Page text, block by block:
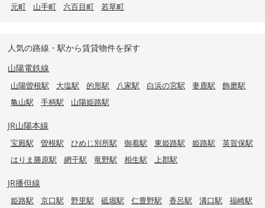
元町
山手町 六百目町 若草町
人気の路線・駅から賃貸物件を探す
山陽電鉄線
山陽曽根駅 大塩駅 的形駅 八家駅 白浜の宮駅 妻鹿駅
飾磨駅
亀山駅
手柄駅 山陽姫路駅
JR山陽本線
宝殿駅 曽根駅 ひめじ別所駅 御着駅 東姫路駅 姫路駅
英賀保駅
はりま勝原駅
網干駅 竜野駅 相生駅 上郡駅
JR播但線
姫路駅 京口駅 野里駅 砥堀駅 仁豊野駅 香呂駅 溝口駅
福崎駅